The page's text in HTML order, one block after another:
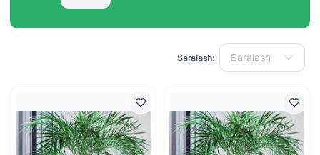
Saralash: Saralash